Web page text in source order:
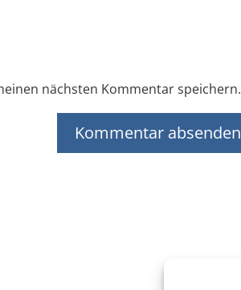
nächsten Kommentar speichern.